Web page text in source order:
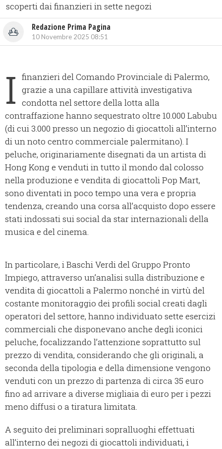
scoperti dai finanzieri in sette negozi
Redazione Prima Pagina
10 Novembre 2025 08:51
I finanzieri del Comando Provinciale di Palermo,
grazie a una capillare attività investigativa
condotta nel settore della lotta alla
contraffazione hanno sequestrato oltre 10.000 Labubu
(di cui 3.000 presso un negozio di giocattoli all’interno
di un noto centro commerciale palermitano). I
peluche, originariamente disegnati da un artista di
Hong Kong e venduti in tutto il mondo dal colosso
nella produzione e vendita di giocattoli Pop Mart,
sono diventati in poco tempo una vera e propria
tendenza, creando una corsa all’acquisto dopo essere
stati indossati sui social da star internazionali della
musica e del cinema.
In particolare, i Baschi Verdi del Gruppo Pronto
Impiego, attraverso un’analisi sulla distribuzione e
vendita di giocattoli a Palermo nonché in virtù del
costante monitoraggio dei profili social creati dagli
operatori del settore, hanno individuato sette esercizi
commerciali che disponevano anche degli iconici
peluche, focalizzando l’attenzione soprattutto sul
prezzo di vendita, considerando che gli originali, a
seconda della tipologia e della dimensione vengono
venduti con un prezzo di partenza di circa 35 euro
fino ad arrivare a diverse migliaia di euro per i pezzi
meno diffusi o a tiratura limitata.
A seguito dei preliminari sopralluoghi effettuati
all’interno dei negozi di giocattoli individuati, i